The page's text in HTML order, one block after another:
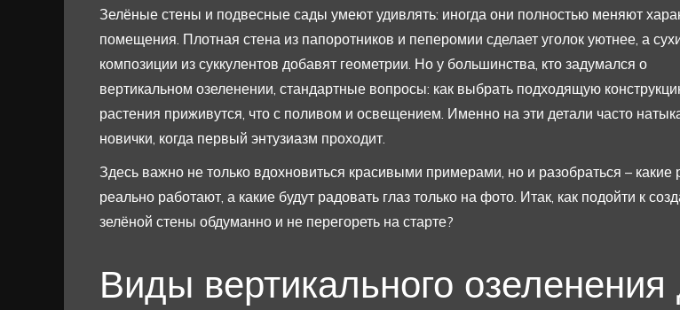
Зелёные стены и подвесные сады умеют удивлять: иногда они полностью меняют
помещения. Плотная стена из папоротников и пеперомии сделает уголок уютнее, а
композиции из суккулентов добавят геометрии. Но у большинства, кто задумался о
вертикальном озеленении, стандартные вопросы: как выбрать подходящую
растения приживутся, что с поливом и освещением. Именно на эти детали часто
новички, когда первый энтузиазм проходит.
Здесь важно не только вдохновиться красивыми примерами, но и разобраться – какие
реально работают, а какие будут радовать глаз только на фото. Итак, как подойти к
зелёной стены обдуманно и не перегореть на старте?
Виды вертикального озеленения